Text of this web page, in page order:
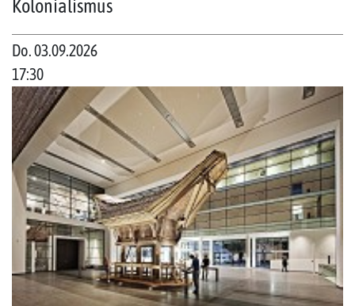
Kolonialismus
Do. 03.09.2026
17:30